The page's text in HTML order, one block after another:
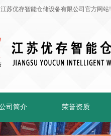
苏优存智能仓储设备有限公司官方网站!
司简介 荣誉资质